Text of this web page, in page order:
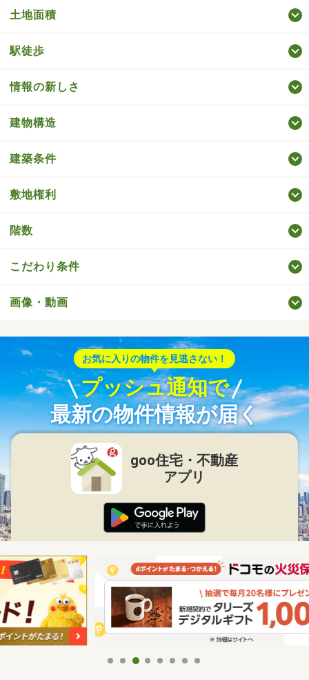
土地面積
駅徒歩
情報の新しさ
建物構造
建築条件
敷地権利
階数
こだわり条件
画像・動画
お気に入りの物件を見逃さない！
プッシュ通知で
最新の物件情報が届く
goo住宅・不動産
アプリ